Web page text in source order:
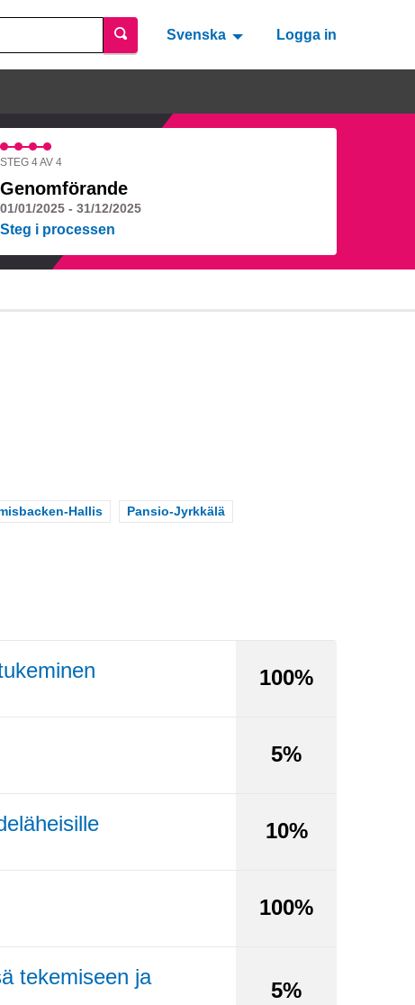
Svenska Valitse kieli Välj språk
Logga in
STEG 4 AV 4
Genomförande
01/01/2025 - 31/12/2025
Steg i processen
Hallis Scope
Pansio-Jyrkkälä
100%
5%
10%
100%
tekemiseen ja
5%